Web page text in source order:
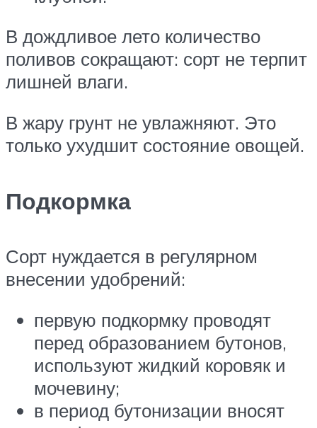
В дождливое лето количество
поливов сокращают: сорт не терпит
лишней влаги.
В жару грунт не увлажняют. Это
только ухудшит состояние овощей.
Подкормка
Сорт нуждается в регулярном
внесении удобрений:
первую подкормку проводят
перед образованием бутонов,
используют жидкий коровяк и
мочевину;
в период бутонизации вносят